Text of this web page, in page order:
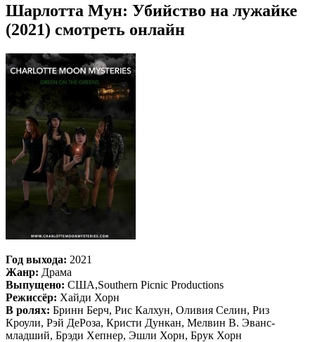
Шарлотта Мун: Убийство на лужайке
(2021) смотреть онлайн
Год выхода: 2021
Жанр: Драма
Выпущено: США,Southern Picnic Productions
Режиссёр: Хайди Хорн
В ролях: Бринн Берч, Рис Калхун, Оливия Селин, Риз
Кроули, Рэй ДеРоза, Кристи Дункан, Мелвин В. Эванс-
младший, Брэди Хепнер, Эшли Хорн, Брук Хорн